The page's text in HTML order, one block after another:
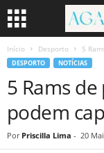
Início Desporto 5
DESPORTO NOTÍCIAS
5 Rams
podem
Por Priscilla Lima - 20